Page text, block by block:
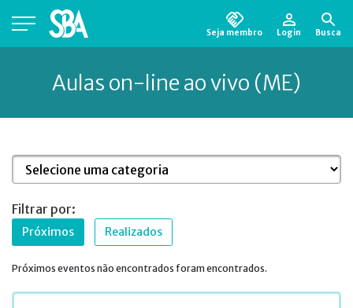
Seja membro Login Busca
para encontrá-lo.
Aulas on-line ao vivo (ME)
Filtrar por:
Próximos Realizados
Próximos eventos não encontrados foram encontrados.